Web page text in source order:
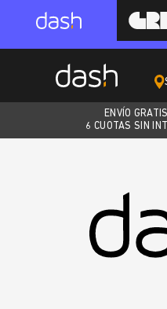
ENVÍO
6 CUOTAS SIN